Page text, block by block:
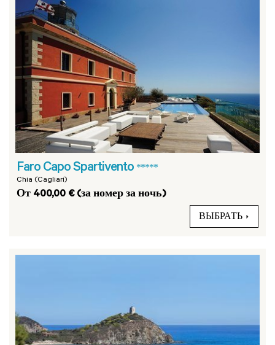
Faro Capo Spartivento *****
Chia (Cagliari)
От 400,00 € (за номер за ночь)
ВЫБРАТЬ